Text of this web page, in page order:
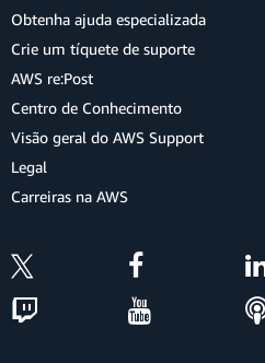
Obtenha ajuda especializada
Crie um tíquete de suporte
AWS re:Post
Centro de Conhecimento
Visão geral do AWS Support
Legal
Carreiras na AWS